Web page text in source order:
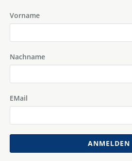
Vorname
Nachname
EMail
ANMELDEN